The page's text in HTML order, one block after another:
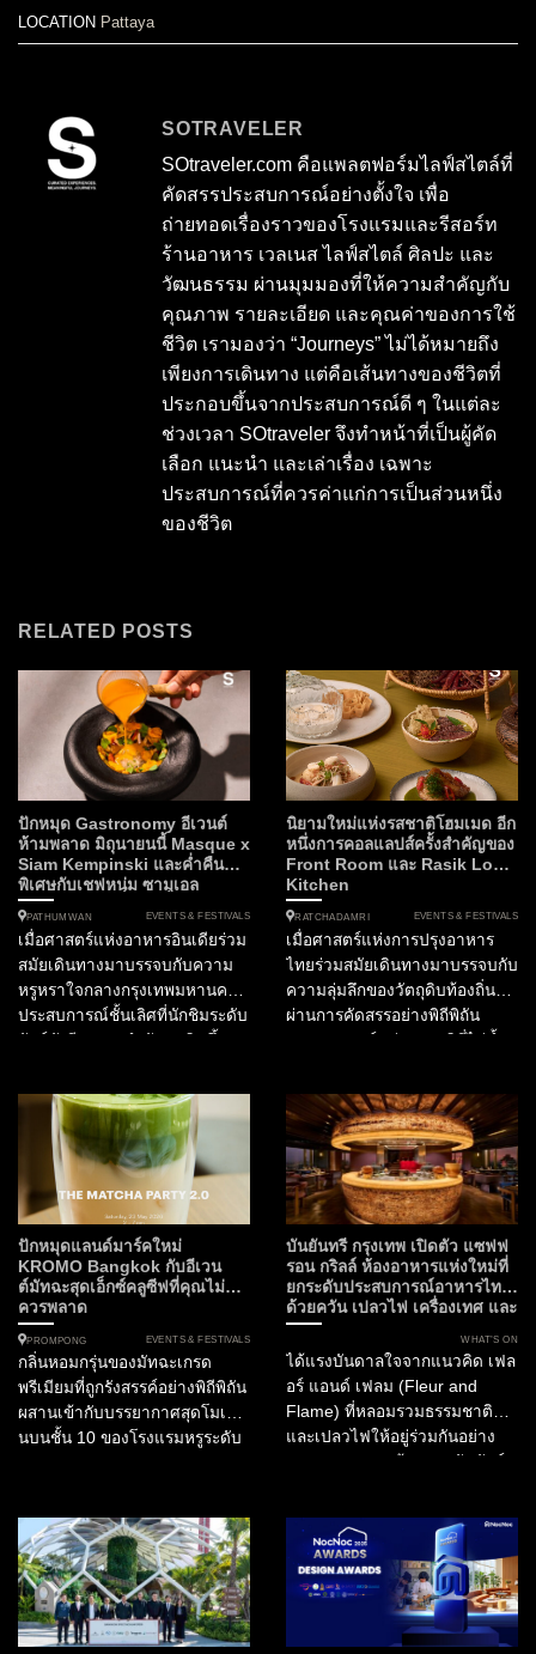
LOCATION Pattaya
SOTRAVELER
SOtraveler.com คือแพลตฟอร์มไลฟ์สไตล์ที่
คัดสรรประสบการณ์อย่างตั้งใจ เพื่อ
ถ่ายทอดเรื่องราวของโรงแรมและรีสอร์ท
ร้านอาหาร เวลเนส ไลฟ์สไตล์ ศิลปะ และ
วัฒนธรรม ผ่านมุมมองที่ให้ความสำคัญกับ
คุณภาพ รายละเอียด และคุณค่าของการใช้
ชีวิต เรามองว่า “Journeys” ไม่ได้หมายถึง
เพียงการเดินทาง แต่คือเส้นทางของชีวิตที่
ประกอบขึ้นจากประสบการณ์ดี ๆ ในแต่ละ
ช่วงเวลา SOtraveler จึงทำหน้าที่เป็นผู้คัด
เลือก แนะนำ และเล่าเรื่อง เฉพาะ
ประสบการณ์ที่ควรค่าแก่การเป็นส่วนหนึ่ง
ของชีวิต
RELATED POSTS
ปักหมุด Gastronomy อีเวนต์
ห้ามพลาด มิถุนายนนี้ Masque x
Siam Kempinski และค่ำคืน
พิเศษกับเชฟหนุ่ม ซามูเอล
PATHUMWAN EVENTS & FESTIVALS
เมื่อศาสตร์แห่งอาหารอินเดียร่วม
สมัยเดินทางมาบรรจบกับความ
หรูหราใจกลางกรุงเทพมหานคร
ประสบการณ์ชั้นเลิศที่นักชิมระดับ
ลักซ์ชัวรีรอคอยกำลังจะเกิดขึ้น
SOtraveler เรามีความยินดีที่จะ
นำเสนอการร่วมมือครั้งสำคัญที่
กำลังจะเปลี่ยนค่ำคืนต้นเดือน
มิถุนายนนี้ให้เป็นมื้ออาหารที่น่า
จดจำที่สุดแห่งปี โรงแรมสยาม
เคมปินสกี้ กรุงเทพฯ เตรียมเปิด
ประตูต้อนรับ “Masque” ห้อง
อาหารอันดับ 1 ของประเทศ
อินเดีย และอันดับ 15 ของ
เอเชีย...
นิยามใหม่แห่งรสชาติโฮมเมด อีก
หนึ่งการคอลแลปส์ครั้งสำคัญของ
Front Room และ Rasik Local
Kitchen
RATCHADAMRI EVENTS & FESTIVALS
เมื่อศาสตร์แห่งการปรุงอาหาร
ไทยร่วมสมัยเดินทางมาบรรจบกับ
ความลุ่มลึกของวัตถุดิบท้องถิ่นที่
ผ่านการคัดสรรอย่างพิถีพิถัน
ประสบการณ์แห่งรสชาติที่ไม่ซ้ำ
กรุงเทพมหานคร สำหรับไฟน์ได
นิ่งเลิฟเวอร์ที่กำลังมองหา
ประสบการณ์อาหารไทยที่ก้าว
ข้ามขีดจำกัดเดิมๆ ห้ามพลาด
ความร่วมมือครั้งสำคัญใน
กิจกรรม Tastes of Thailand
2026 เมื่อ ห้องอาหารไทย
ฟร้อนท์รูม (Front Room)...
ปักหมุดแลนด์มาร์คใหม่
KROMO Bangkok กับอีเวน
ต์มัทฉะสุดเอ็กซ์คลูซีฟที่คุณไม่
ควรพลาด
PROMPONG EVENTS & FESTIVALS
กลิ่นหอมกรุ่นของมัทฉะเกรด
พรีเมียมที่ถูกรังสรรค์อย่างพิถีพิถัน
ผสานเข้ากับบรรยากาศสุดโมเดิร์
นบนชั้น 10 ของโรงแรมหรูระดับ
ของกรุงเทพมหานคร นี่คือการก
ลับมาอย่างยิ่งใหญ่ของ The
Matcha Party 2.0 ที่...
บันยันทรี กรุงเทพ เปิดตัว แซฟฟ
รอน กริลล์ ห้องอาหารแห่งใหม่ที่
ยกระดับประสบการณ์อาหารไทย
ด้วยควัน เปลวไฟ เครื่องเทศ และ
ความยั่งยืน
WHAT’S ON
ได้แรงบันดาลใจจากแนวคิด เฟล
อร์ แอนด์ เฟลม (Fleur and
Flame) ที่หลอมรวมธรรมชาติ
และเปลวไฟให้อยู่ร่วมกันอย่าง
Flame ถ่ายทอดพลัง...